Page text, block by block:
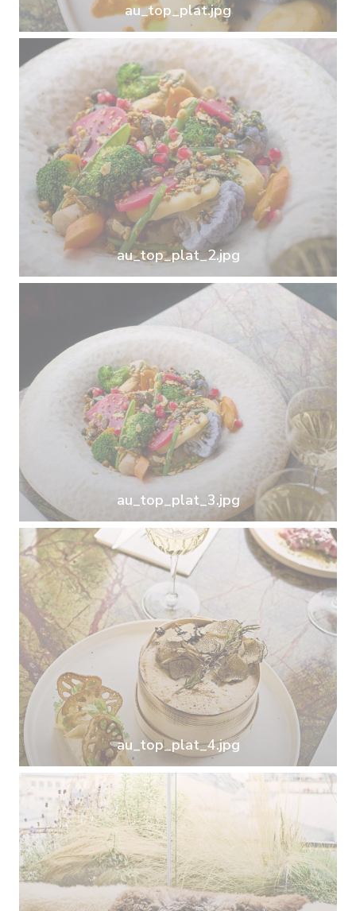
au_top_plat.jpg
au_top_plat_2.jpg
au_top_plat_3.jpg
au_top_plat_4.jpg